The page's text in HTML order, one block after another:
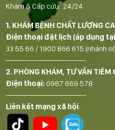
Khám & Cấp cứu: 24/24
1. KHÁM BỆNH CHẤT LƯỢNG
Điện thoại đặt lịch (áp dụng
33 55 66 / 1900 866 615 (nhánh
——————————-
2. PHÒNG KHÁM, TƯ VẤN TIÊM
Điện thoại:0987 669 578
——————————-
Liên kết mạng xã hội: